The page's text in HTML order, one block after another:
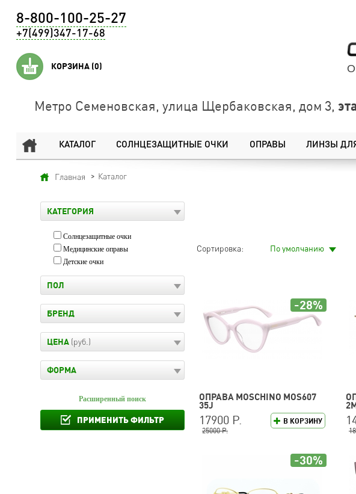
8-800-100-25-27
+7(499)347-17-68
КОРЗИНА (0)
Метро Семеновская, улица Щербаковская, дом 3,
КАТАЛОГ СОЛНЦЕЗАЩИТНЫЕ ОЧКИ ОПРАВЫ ЛИНЗЫ
Главная Каталог
КАТЕГОРИЯ
Солнцезащитные очки
Медицинские оправы
Детские очки
ПОЛ
БРЕНД
ЦЕНА (руб.)
ФОРМА
Расширенный поиск
ПРИМЕНИТЬ ФИЛЬТР
Сортировка: По умолчанию
ОПРАВА MOSCHINO MOS607
35J
В КОРЗИНУ
17900 Р.
25000 Р.
-28%
-30%